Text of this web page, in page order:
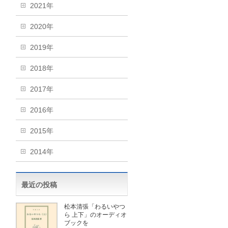
2021年
2020年
2019年
2018年
2017年
2016年
2015年
2014年
最近の投稿
松本清張「わるいやつ
ら 上下」のオーディオ
ブックを